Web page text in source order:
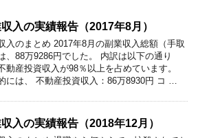
入の実績報告（2017年8月）
入のまとめ 2017年8月の副業収入総額（手取
、88万9286円でした。 内訳は以下の通り
動産投資収入が98％以上を占めています。
には、 不動産投資収入：86万8930円 コ …
入の実績報告（2018年12月）